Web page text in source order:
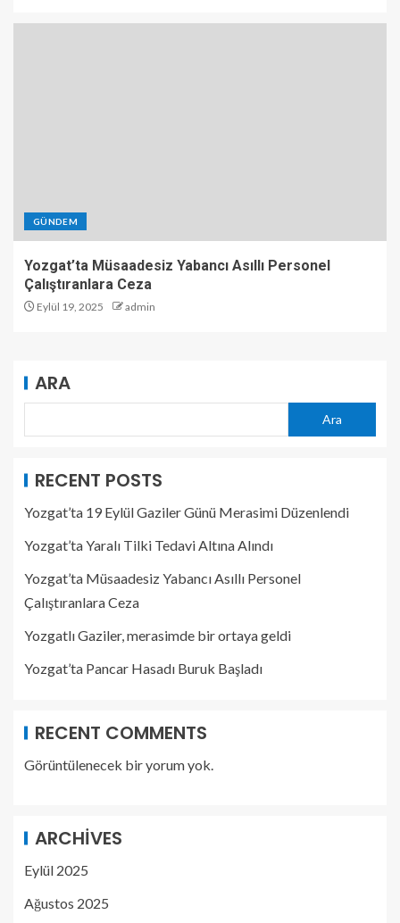
GÜNDEM
Yozgat’ta Müsaadesiz Yabancı Asıllı Personel
Çalıştıranlara Ceza
Eylül 19, 2025 admin
ARA
Ara
RECENT POSTS
Yozgat’ta 19 Eylül Gaziler Günü Merasimi Düzenlendi
Yozgat’ta Yaralı Tilki Tedavi Altına Alındı
Yozgat’ta Müsaadesiz Yabancı Asıllı Personel
Çalıştıranlara Ceza
Yozgatlı Gaziler, merasimde bir ortaya geldi
Yozgat’ta Pancar Hasadı Buruk Başladı
RECENT COMMENTS
Görüntülenecek bir yorum yok.
ARCHIVES
Eylül 2025
Ağustos 2025